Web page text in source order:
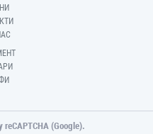
reCAPTCHA (Google).